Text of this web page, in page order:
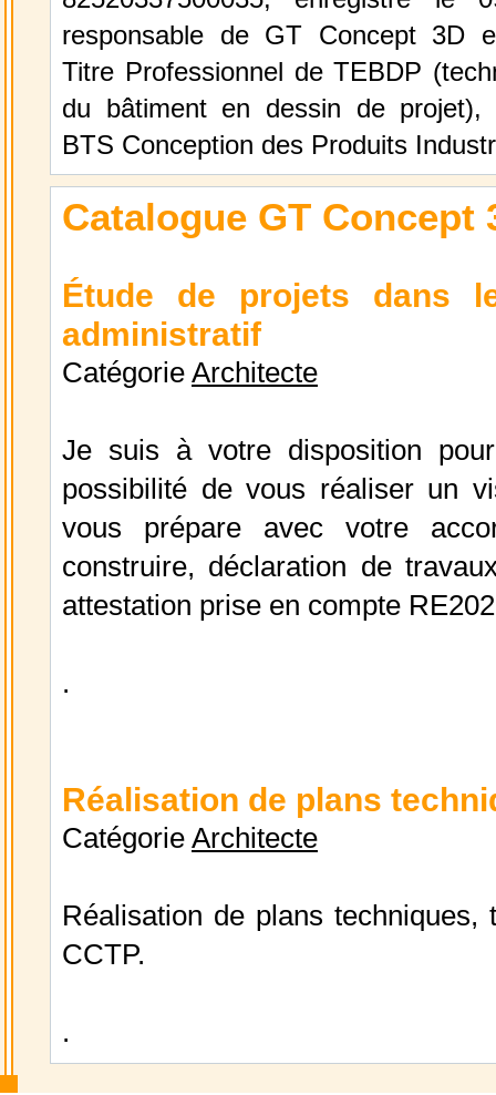
responsable de GT Concept 3D
Titre Professionnel de TEBDP
du bâtiment en dessin de projet),
BTS Conception des Produits
Catalogue GT Concept
Étude de projets dans
administratif
Catégorie Architecte
Je suis à votre disposition
possibilité de vous réaliser un
vous prépare avec votre
construire, déclaration de
attestation prise en compte
.
Réalisation de plans
Catégorie Architecte
Réalisation de plans
CCTP.
.